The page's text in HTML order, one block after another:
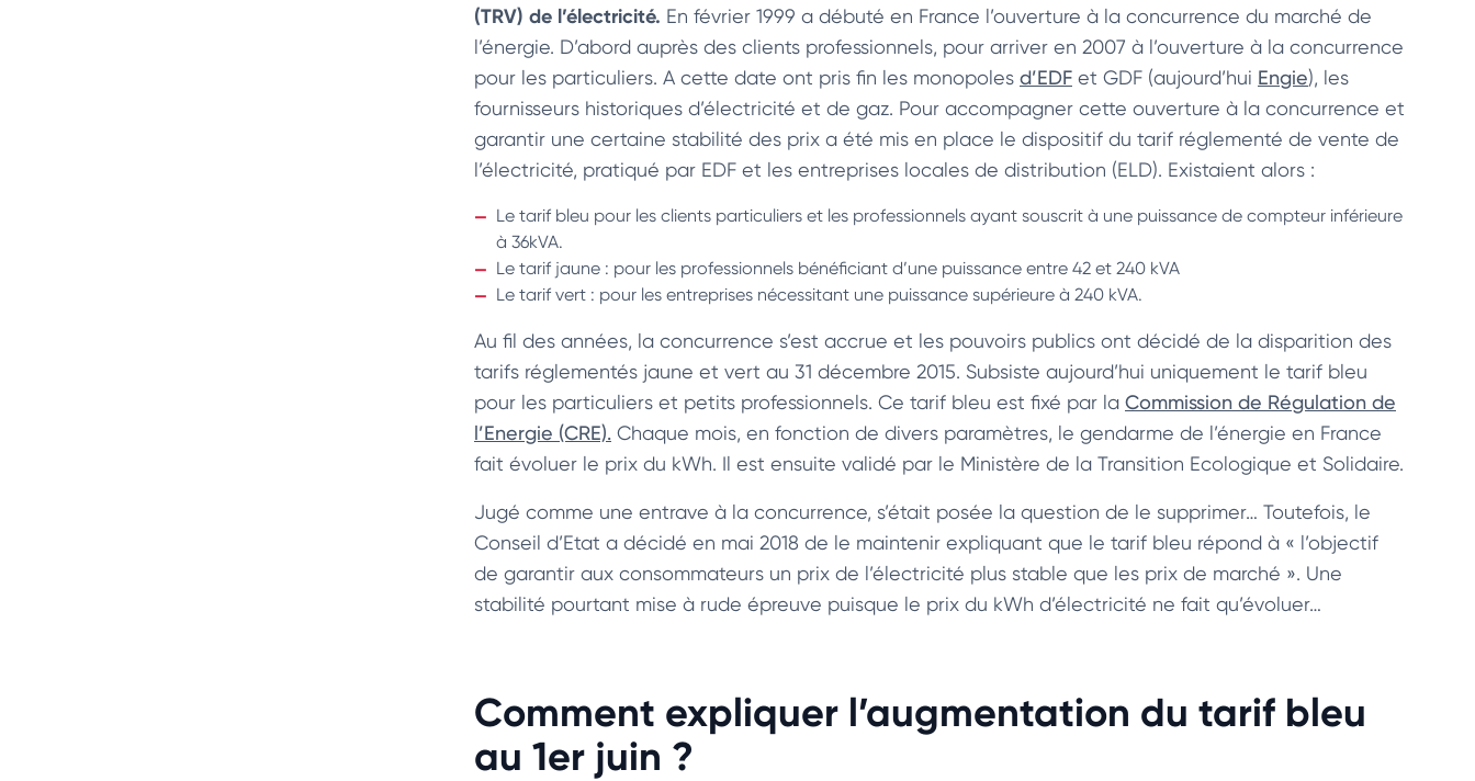
(TRV) de l’électricité. En février 1999 a débuté en France l’ouverture à la concurrence du marché de
l’énergie. D’abord auprès des clients professionnels, pour arriver en 2007 à l’ouverture à la concurrence
pour les particuliers. A cette date ont pris fin les monopoles d’EDF et GDF (aujourd’hui Engie), les
fournisseurs historiques d’électricité et de gaz. Pour accompagner cette ouverture à la concurrence et
garantir une certaine stabilité des prix a été mis en place le dispositif du tarif réglementé de vente de
l’électricité, pratiqué par EDF et les entreprises locales de distribution (ELD). Existaient alors :
Le tarif bleu pour les clients particuliers et les professionnels ayant souscrit à une puissance de compteur inférieure
à 36kVA.
Le tarif jaune : pour les professionnels bénéficiant d’une puissance entre 42 et 240 kVA
Le tarif vert : pour les entreprises nécessitant une puissance supérieure à 240 kVA.
Au fil des années, la concurrence s’est accrue et les pouvoirs publics ont décidé de la disparition des
tarifs réglementés jaune et vert au 31 décembre 2015. Subsiste aujourd’hui uniquement le tarif bleu
pour les particuliers et petits professionnels. Ce tarif bleu est fixé par la Commission de Régulation de
l’Energie (CRE). Chaque mois, en fonction de divers paramètres, le gendarme de l’énergie en France
fait évoluer le prix du kWh. Il est ensuite validé par le Ministère de la Transition Ecologique et Solidaire.
Jugé comme une entrave à la concurrence, s’était posée la question de le supprimer… Toutefois, le
Conseil d’Etat a décidé en mai 2018 de le maintenir expliquant que le tarif bleu répond à « l’objectif
de garantir aux consommateurs un prix de l’électricité plus stable que les prix de marché ». Une
stabilité pourtant mise à rude épreuve puisque le prix du kWh d’électricité ne fait qu’évoluer…
Comment expliquer l’augmentation du tarif bleu
au 1er juin ?